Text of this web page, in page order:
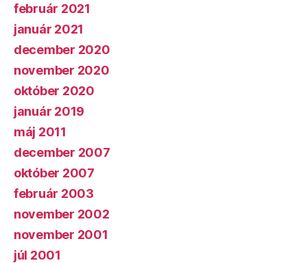
február 2021
január 2021
december 2020
november 2020
október 2020
január 2019
máj 2011
december 2007
október 2007
február 2003
november 2002
november 2001
júl 2001